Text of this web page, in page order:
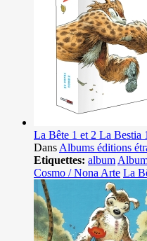
La Bête 1 et 2 La Bestia
Dans Albums éditions
Etiquettes: album
Cosmo / Nona Arte La